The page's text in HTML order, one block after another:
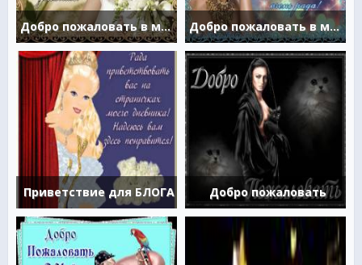
Добро пожаловать в мой дневник! Добро пожаловать в мой дневник
Приветствие для БЛОГА Добро пожаловать